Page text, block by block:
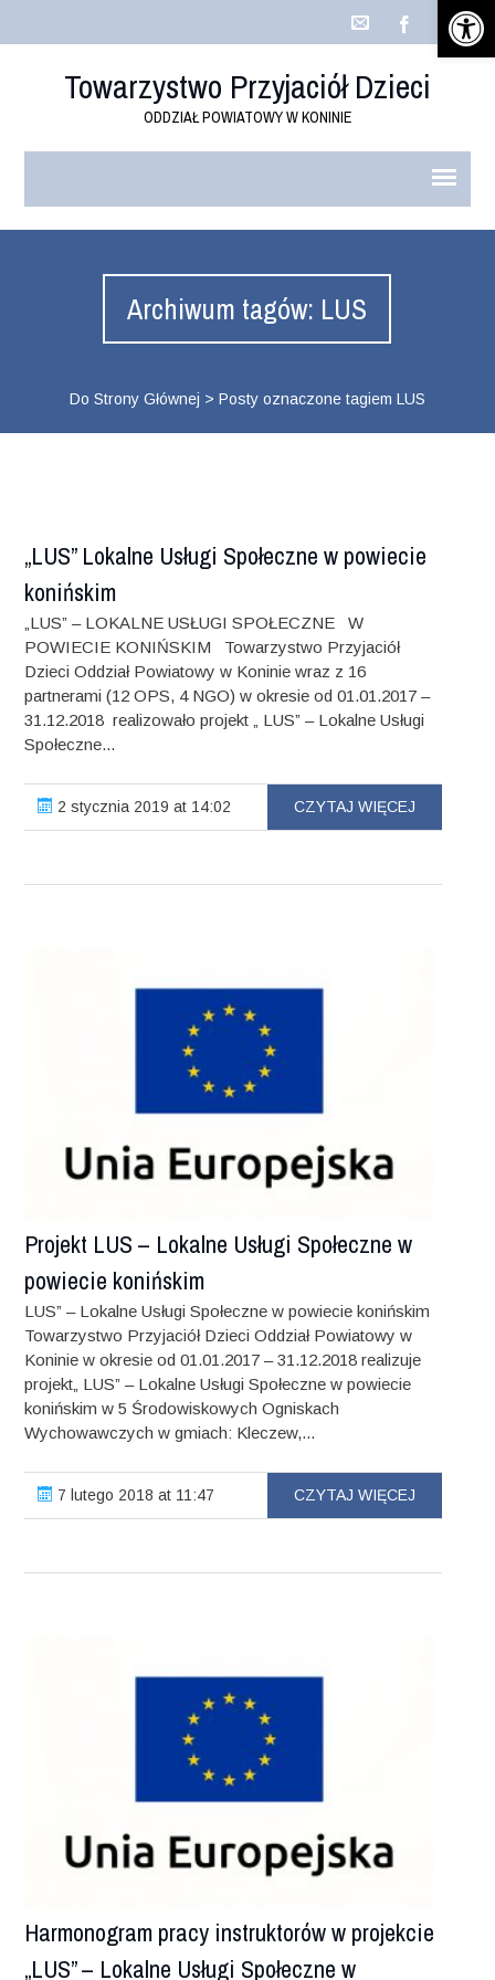
Towarzystwo Przyjaciół Dzieci
ODDZIAŁ POWIATOWY W KONINIE
Archiwum tagów: LUS
Do Strony Głównej > Posty oznaczone tagiem LUS
„LUS” Lokalne Usługi Społeczne w powiecie
konińskim
„LUS” – LOKALNE USŁUGI SPOŁECZNE W
POWIECIE KONIŃSKIM Towarzystwo Przyjaciół
Dzieci Oddział Powiatowy w Koninie wraz z 16
partnerami (12 OPS, 4 NGO) w okresie od 01.01.2017 –
31.12.2018 realizowało projekt „ LUS” – Lokalne Usługi
Społeczne...
2 stycznia 2019 at 14:02 CZYTAJ WIĘCEJ
Projekt LUS – Lokalne Usługi Społeczne w
powiecie konińskim
LUS” – Lokalne Usługi Społeczne w powiecie konińskim
Towarzystwo Przyjaciół Dzieci Oddział Powiatowy w
Koninie w okresie od 01.01.2017 – 31.12.2018 realizuje
projekt„ LUS” – Lokalne Usługi Społeczne w powiecie
konińskim w 5 Środowiskowych Ogniskach
Wychowawczych w gmiach: Kleczew,...
7 lutego 2018 at 11:47 CZYTAJ WIĘCEJ
Harmonogram pracy instruktorów w projekcie
„LUS” – Lokalne Usługi Społeczne w